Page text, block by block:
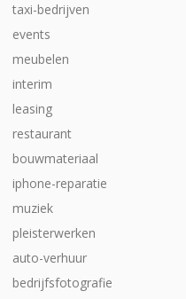
taxi-bedrijven
events
meubelen
interim
leasing
restaurant
bouwmateriaal
iphone-reparatie
muziek
pleisterwerken
auto-verhuur
bedrijfsfotografie